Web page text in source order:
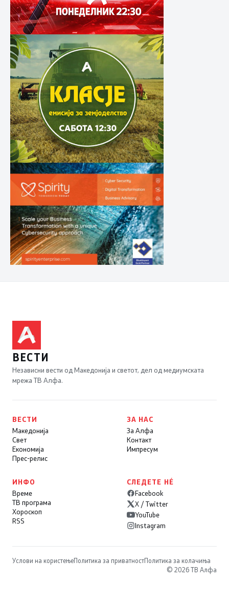
ВЕСТИ
Независни вести од Македонија и светот, дел од медиумската
мрежа ТВ Алфа.
ВЕСТИ
Македонија
Свет
Економија
Прес-релис
ЗА НАС
За Алфа
Контакт
Импресум
ИНФО
Време
ТВ програма
Хороскоп
RSS
СЛЕДЕТЕ НÉ
Facebook
X / Twitter
YouTube
Instagram
Услови на користењеПолитика за приватностПолитика за колачиња
© 2026 ТВ Алфа